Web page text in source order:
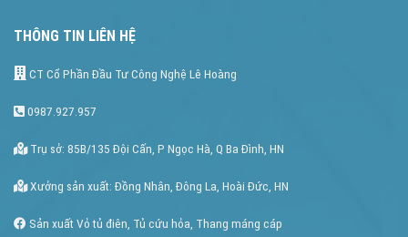
THÔNG TIN LIÊN HỆ
CT Cổ Phần Đầu Tư Công Nghệ Lê Hoàng
0987.927.957
Trụ sở: 85B/135 Đội Cấn, P Ngọc Hà, Q Ba Đình, HN
Xưởng sản xuất: Đồng Nhân, Đông La, Hoài Đức, HN
Sản xuất Vỏ tủ điên, Tủ cứu hỏa, Thang máng cáp